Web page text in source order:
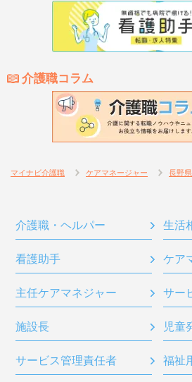
介護職コラム
マイナビ介護職 ケアマネージャー 長野県
介護職・ヘルパー 生活
看護助手 ケア
主任ケアマネジャー サー
施設長 児童
サービス管理責任者 福祉